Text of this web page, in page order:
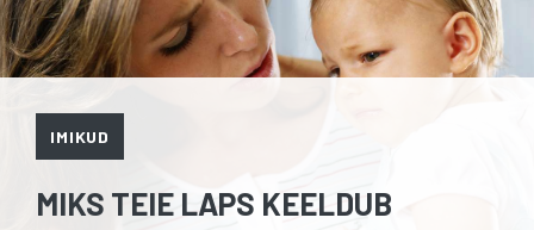
IMIKUD
MIKS TEIE LAPS KEELDUB